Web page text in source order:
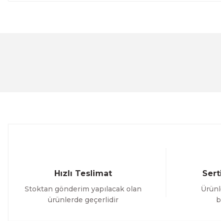
Hızlı Teslimat
Stoktan gönderim yapılacak olan
ürünlerde geçerlidir